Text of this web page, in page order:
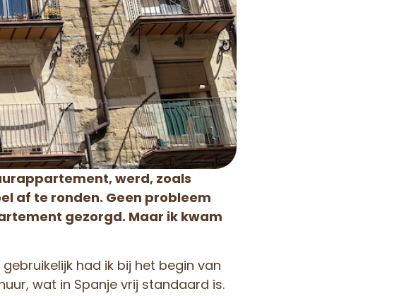
werd, zoals
af te ronden. Geen probleem
gezorgd. Maar ik kwam
had ik bij het begin van
wat in Spanje vrij standaard is.